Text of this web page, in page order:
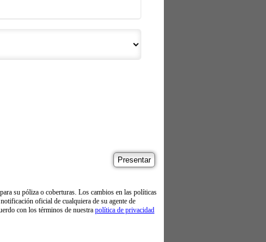
su póliza o coberturas. Los cambios en las políticas
oficial de cualquiera de su agente de
con los términos de nuestra política de privacidad